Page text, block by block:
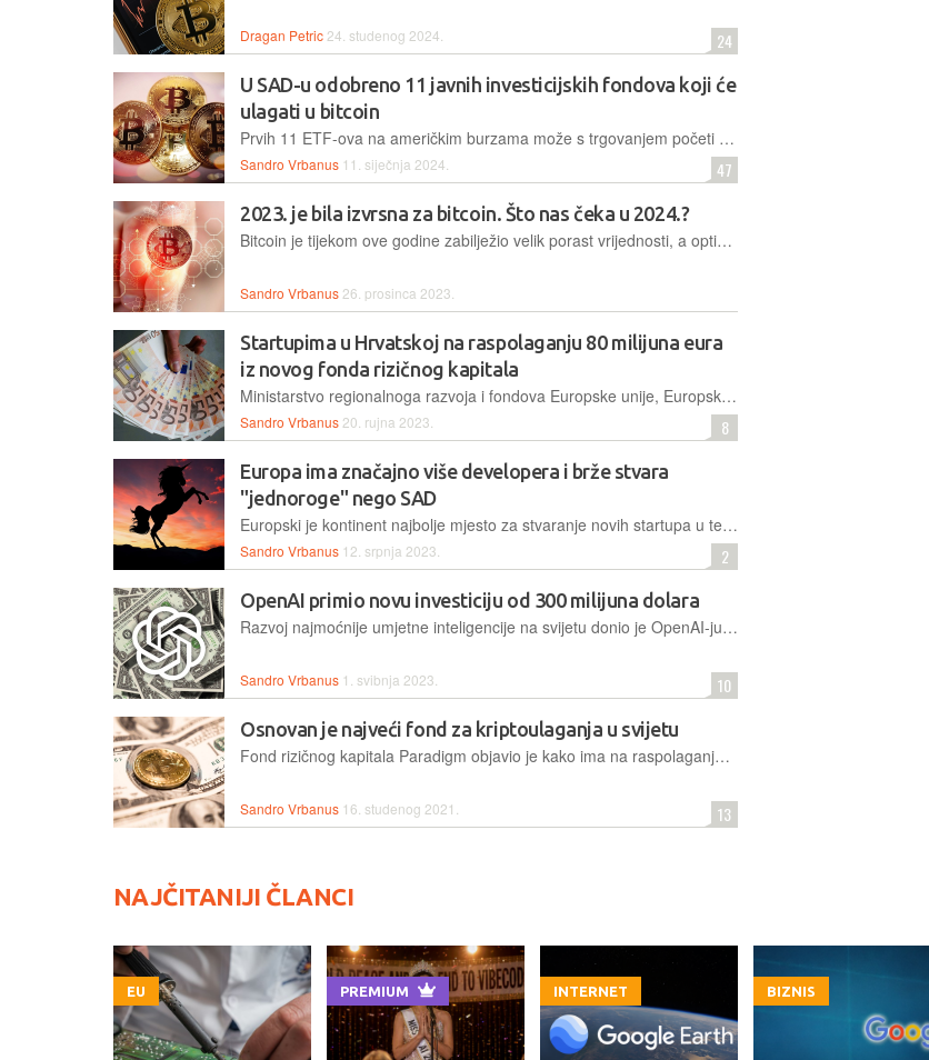
Dragan Petric 24. studenog 2024. 24
U SAD-u odobreno 11 javnih investicijskih fondova koji će
ulagati u bitcoin
Prvih 11 ETF-ova na američkim burzama može s trgovanjem početi već danas. Velik je to poticaj za tržište kriptovaluta, koje je odmah i reagiralo pozitivnim kretanjima cijena
Sandro Vrbanus 11. siječnja 2024. 47
2023. je bila izvrsna za bitcoin. Što nas čeka u 2024.?
Bitcoin je tijekom ove godine zabilježio velik porast vrijednosti, a optimisti vjeruju da je pred njim tek sada sljedeći veliki uzlet, potaknut dvama očekivanim događajima već početkom godine
Sandro Vrbanus 26. prosinca 2023.
Startupima u Hrvatskoj na raspolaganju 80 milijuna eura
iz novog fonda rizičnog kapitala
Ministarstvo regionalnoga razvoja i fondova Europske unije, Europska investicijska banka i Europski investicijski fond nastavljaju s provedbom plana o financiranju startupa kroz novi Fond rizičnog kapitala
Sandro Vrbanus 20. rujna 2023. 8
Europa ima značajno više developera i brže stvara
"jednoroge" nego SAD
Europski je kontinent najbolje mjesto za stvaranje novih startupa u tehnološkoj industriji, iskazuje brzi rast i okuplja nove talente. U narednih 20 godina postat će predvodnik u nekoliko ključnih sektora
Sandro Vrbanus 12. srpnja 2023. 2
OpenAI primio novu investiciju od 300 milijuna dolara
Razvoj najmoćnije umjetne inteligencije na svijetu donio je OpenAI-ju novu investiciju. Nakon ove runde financiranja vrijednost je njihove kompanije postavljena na 27-29 milijardi dolara
Sandro Vrbanus 1. svibnja 2023. 10
Osnovan je najveći fond za kriptoulaganja u svijetu
Fond rizičnog kapitala Paradigm objavio je kako ima na raspolaganju čak 2,5 milijarde američkih dolara koje planiraju uložiti u projekte vezane uz kriptovalute u svim dijelovima svijeta i fazama razvoja
Sandro Vrbanus 16. studenog 2021. 13
NAJČITANIJI ČLANCI
EU PREMIUM INTERNET BIZNIS